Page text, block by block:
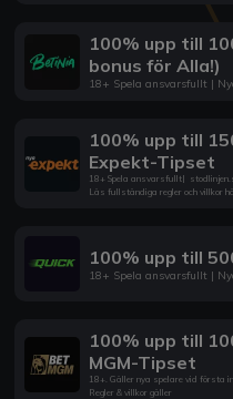
100% upp till
bonus för Alla!)
18+ Spela ansvarsfullt |
100% upp till
Expekt-Tipset
18+ Spela ansvarsfullt|
Läs fullständiga regler och villkor
100% upp till
18+ Spela ansvarsfullt |
100% upp till
MGM-Tipset
18+. Gäller nya spelare vid första
Regler & villkor gäller